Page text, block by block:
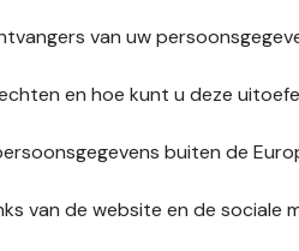
van uw
en hoe kunt u deze
buiten de
van de website en de sociale